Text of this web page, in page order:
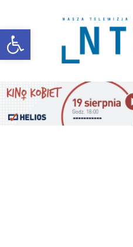
Otwórz pasek narzędzi